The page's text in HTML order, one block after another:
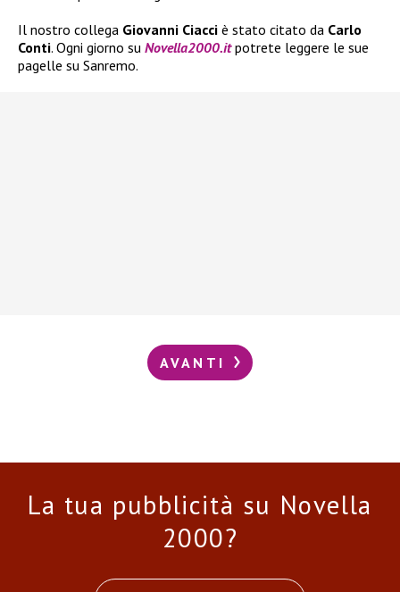
Il nostro collega Giovanni Ciacci è stato citato da Carlo
Conti. Ogni giorno su Novella2000.itpotrete leggere le sue
pagelle su Sanremo.
AVANTI
La tua pubblicità su Novella
2000?